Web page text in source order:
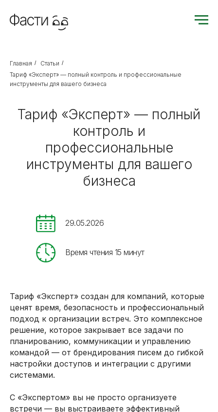
Главная / Статьи /
Тариф «Эксперт» — полный контроль и профессиональные
инструменты для вашего бизнеса
Тариф «Эксперт» — полный
контроль и
профессиональные
инструменты для вашего
бизнеса
29.05.2026
Время чтения 15 минут
Тариф «Эксперт» создан для компаний, которые
ценят время, безопасность и профессиональный
подход к организации встреч. Это комплексное
решение, которое закрывает все задачи по
планированию, коммуникации и управлению
командой — от брендирования писем до гибкой
настройки доступов и интеграции с другими
системами.
С «Экспертом» вы не просто организуете
встречи — вы выстраиваете эффективный